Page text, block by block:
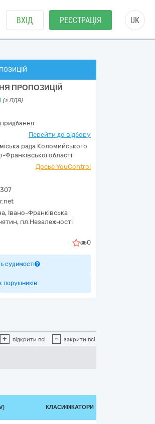
ВХІД РЕЄСТРАЦІЯ UK
ПРОПОЗИЦІЙ
(з ПДВ)
Перейти до відбору
рада Коломийського
Франківської області
Досьє YouControl
, Івано-Франківська
пл.Незалежності
0
судимості
порушників
+ відкрити всі - закрити всі
КЛАСИФІКАТОРИ